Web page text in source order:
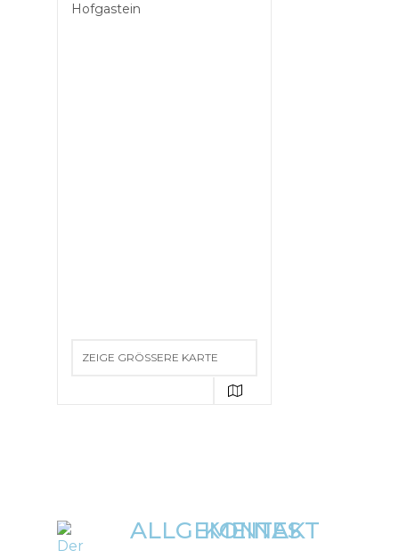
Hofgastein
ZEIGE GRÖSSERE KARTE
Der
ALLGEMEINES
KONTAKT